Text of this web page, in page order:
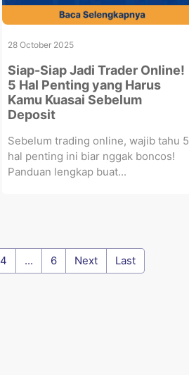
28 October 2025
Siap-Siap Jadi Trader Online!
5 Hal Penting yang Harus
Kamu Kuasai Sebelum
Deposit
Sebelum trading online, wajib tahu 5
hal penting ini biar nggak boncos!
Panduan lengkap buat...
4 ... 6 Next Last